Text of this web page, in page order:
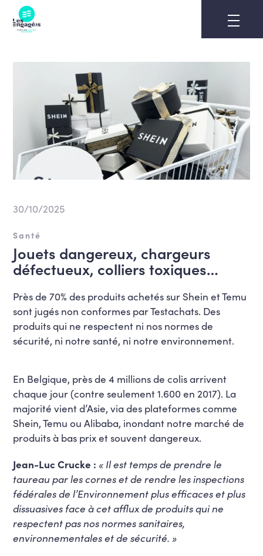
content
30/10/2025
Santé
Jouets dangereux, chargeurs
défectueux, colliers toxiques…
Près de 70% des produits achetés sur Shein et Temu
sont jugés non conformes par Testachats. Des
produits qui ne respectent ni nos normes de
sécurité, ni notre santé, ni notre environnement.
En Belgique, près de 4 millions de colis arrivent
chaque jour (contre seulement 1.600 en 2017). La
majorité vient d’Asie, via des plateformes comme
Shein, Temu ou Alibaba, inondant notre marché de
produits à bas prix et souvent dangereux.
Jean-Luc Crucke : « Il est temps de prendre le
taureau par les cornes et de rendre les inspections
fédérales de l’Environnement plus efficaces et plus
dissuasives face à cet afflux de produits qui ne
respectent pas nos normes sanitaires,
environnementales et de sécurité. »